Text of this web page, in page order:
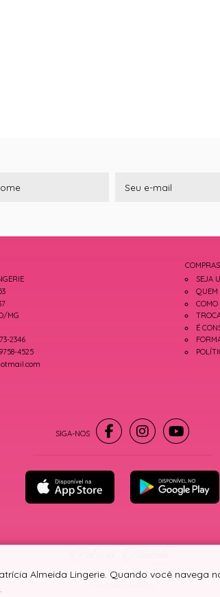
MG
2346
4525
COMPRAS
SEJA
QUEM
COMO
É
Almeida Lingerie. Quando você navega
.